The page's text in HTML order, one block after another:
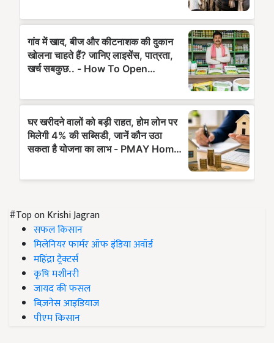
#Top on Krishi Jagran
सफल किसान
मिलेनियर फार्मर ऑफ इंडिया अवॉर्ड
महिंद्रा ट्रैक्टर्स
कृषि मशीनरी
जायद की फसल
बिज़नेस आइडियाज
पीएम किसान